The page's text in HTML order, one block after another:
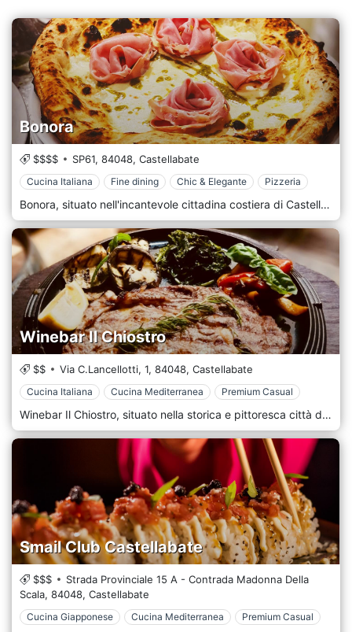
Bonora
$$$$ SP61, 84048, Castellabate
Cucina Italiana Fine dining Chic & Elegante Pizzeria
Bonora, situato nell'incantevole cittadina costiera di Castellabate in Campania, è un ristorante sofisticato e accogliente che offre una sublime miscela di cucina tradizionale italiana con un tocco culinario moderno. Rinomato per il suo ambiente elegante e le viste mozzafiato sul Mar Tirreno, Bonora è diventata una destinazione per gli intenditori di cibo e per coloro che cercano un'esperienza culinaria eccezionale. L'esterno di Bonora è sorprendente e invitante e mostra una splendida miscela di classica architettura mediterranea e design contemporaneo. La facciata del ristorante, con le sue linee pulite e le finiture eleganti, risalta nella suggestiva cornice di Castellabate. Una terrazza all'aperto offre agli ospiti un'impareggiabile opportunità di cenare con vista, sullo splendido scenario costiero del mare e sulle acque azzurre. All'interno, Bonora offre un'atmosfera di raffinatezza chic. L'arredamento è una raffinata fusione di eleganza moderna e fascino tradizionale italiano, caratterizzato da arredi eleganti, accenti artistici e una tavolozza di colori rilassanti. Grandi finestre incorniciano le affascinanti viste sul mare, riempiendo la sala da pranzo di luce naturale e migliorando l'atmosfera generale.
Winebar Il Chiostro
$$ Via C.Lancellotti, 1, 84048, Castellabate
Cucina Italiana Cucina Mediterranea Premium Casual
Winebar Il Chiostro, situato nella storica e pittoresca città di Castellabate, in Campania, è un wine bar affascinante e sofisticato che offre una deliziosa fuga nel mondo dei vini pregiati e della gastronomia italiana. Situato all'interno di un chiostro splendidamente restaurato, questo elegante locale è noto per la sua ampia selezione di vini, l'atmosfera ambientale e gli squisiti piccoli piatti, che lo rendono una destinazione popolare per gli amanti del vino e i visitatori occasionali. L'esterno del Winebar Il Chiostro riflette il ricco patrimonio architettonico di Castellabate, con i suoi antichi muri in pietra e la facciata storica che si fondono magnificamente con le pittoresche strade della città. L'ingresso, caratterizzato dalla sua sobria eleganza, invita gli ospiti in uno spazio dove convergono storia e stile contemporaneo. L'area salotto all'aperto nell'incantevole cortile dell'abbazia offre un ambiente sereno e romantico, perfetto per godersi un bicchiere di vino sotto le stelle. All'interno, il wine bar emana un'atmosfera calda e invitante. L'arredamento degli interni è un sofisticato mix di fascino rustico ed eleganza moderna, caratterizzato da pareti in pietra a vista, luci soffuse e arredi eleganti. L'atmosfera è accogliente e intima, ideale per una serata rilassante. La caratteristica centrale de Il Chiostro è la sua impressionante esposizione di vini, che presenta una vasta collezione di vini locali e internazionali.
Smail Club Castellabate
$$$
Strada Provinciale 15 A - Contrada Madonna Della
Scala, 84048, Castellabate
Cucina Giapponese Cucina Mediterranea Premium Casual